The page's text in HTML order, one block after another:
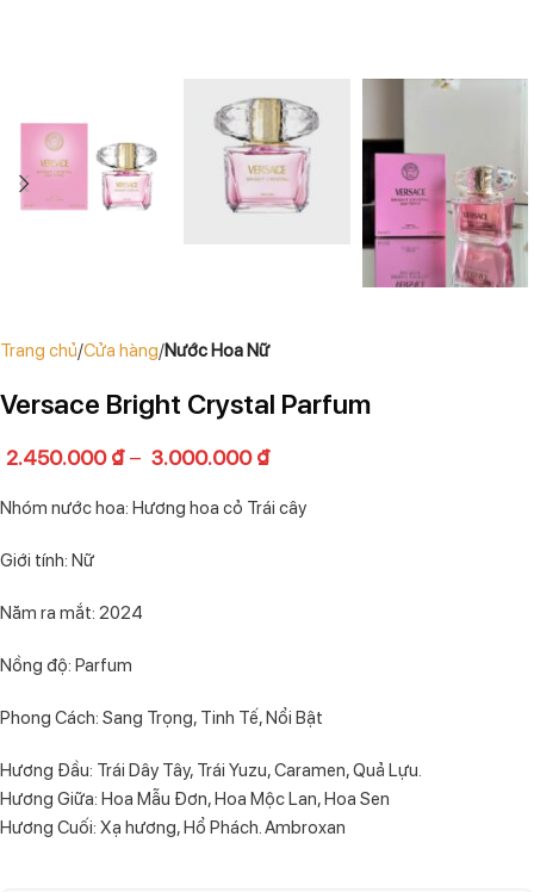
Trang chủ Cửa hàng Nước Hoa Nữ
Versace Bright Crystal Parfum
2.450.000₫– 3.000.000₫
Nhóm nước hoa: Hương hoa cỏ Trái cây
Giới tính: Nữ
Năm ra mắt: 2024
Nồng độ: Parfum
Phong Cách: Sang Trọng, Tinh Tế, Nổi Bật
Hương Đầu: Trái Dây Tây, Trái Yuzu, Caramen, Quả Lựu.
Hương Giữa: Hoa Mẫu Đơn, Hoa Mộc Lan, Hoa Sen
Hương Cuối: Xạ hương, Hổ Phách. Ambroxan